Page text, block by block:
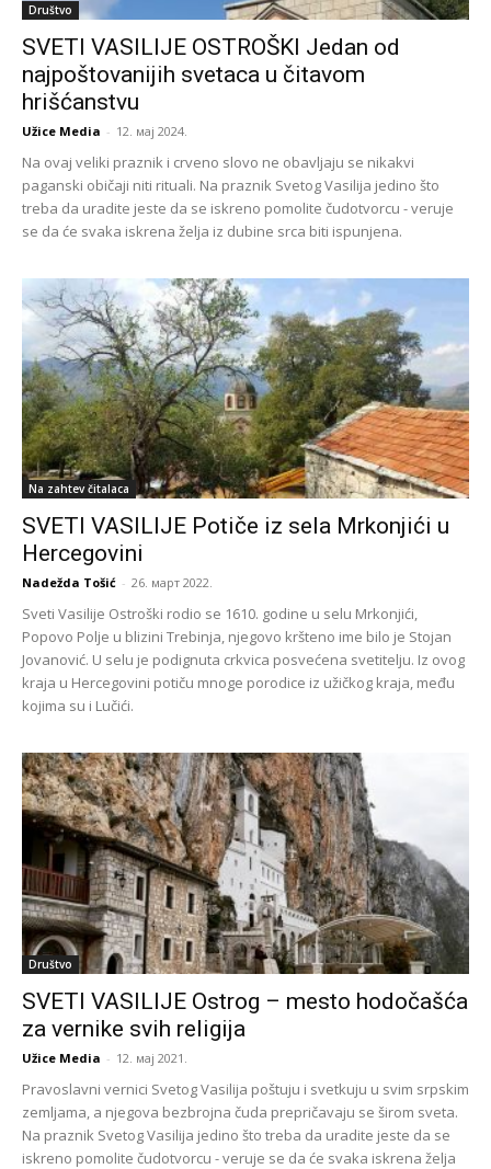
Društvo
SVETI VASILIJE OSTROŠKI Jedan od
najpoštovanijih svetaca u čitavom
hrišćanstvu
Užice Media - 12. мај 2024.
Na ovaj veliki praznik i crveno slovo ne obavljaju se nikakvi
paganski običaji niti rituali. Na praznik Svetog Vasilija jedino što
treba da uradite jeste da se iskreno pomolite čudotvorcu - veruje
se da će svaka iskrena želja iz dubine srca biti ispunjena.
Na zahtev čitalaca
SVETI VASILIJE Potiče iz sela Mrkonjići u
Hercegovini
Nadežda Tošić - 26. март 2022.
Sveti Vasilije Ostroški rodio se 1610. godine u selu Mrkonjići,
Popovo Polje u blizini Trebinja, njegovo kršteno ime bilo je Stojan
Jovanović. U selu je podignuta crkvica posvećena svetitelju. Iz ovog
kraja u Hercegovini potiču mnoge porodice iz užičkog kraja, među
kojima su i Lučići.
Društvo
SVETI VASILIJE Ostrog – mesto hodočašća
za vernike svih religija
Užice Media - 12. мај 2021.
Pravoslavni vernici Svetog Vasilija poštuju i svetkuju u svim srpskim
zemljama, a njegova bezbrojna čuda prepričavaju se širom sveta.
Na praznik Svetog Vasilija jedino što treba da uradite jeste da se
iskreno pomolite čudotvorcu - veruje se da će svaka iskrena želja